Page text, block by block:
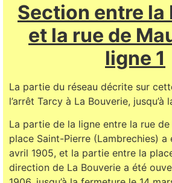
Section entre la
et la rue de
ligne 1
La partie du réseau décrite sur
l’arrêt Tarcy à La Bouverie, jusqu’à
La partie de la ligne entre la rue
place Saint-Pierre (Lambrechies)
avril 1905, et la partie entre la
direction de La Bouverie a été